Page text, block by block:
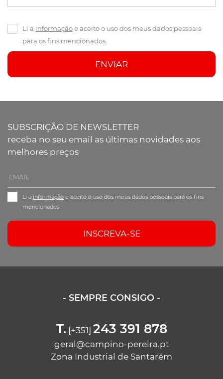
Li a informaçãoe aceito o uso dos meus dados pessoais
para os fins mencionados.
ENVIAR
SUBSCRIÇÃO DE NEWSLETTER
receba no seu email as últimas novidades aos
melhores preços
Li a informação e aceito o uso dos meus dados pessoais para os fins
mencionados.
INSCREVA-SE
- SEMPRE CONSIGO -
T. [+351] 243 391 878
geral@campino-pereira.pt
Zona Industrial de Santarém